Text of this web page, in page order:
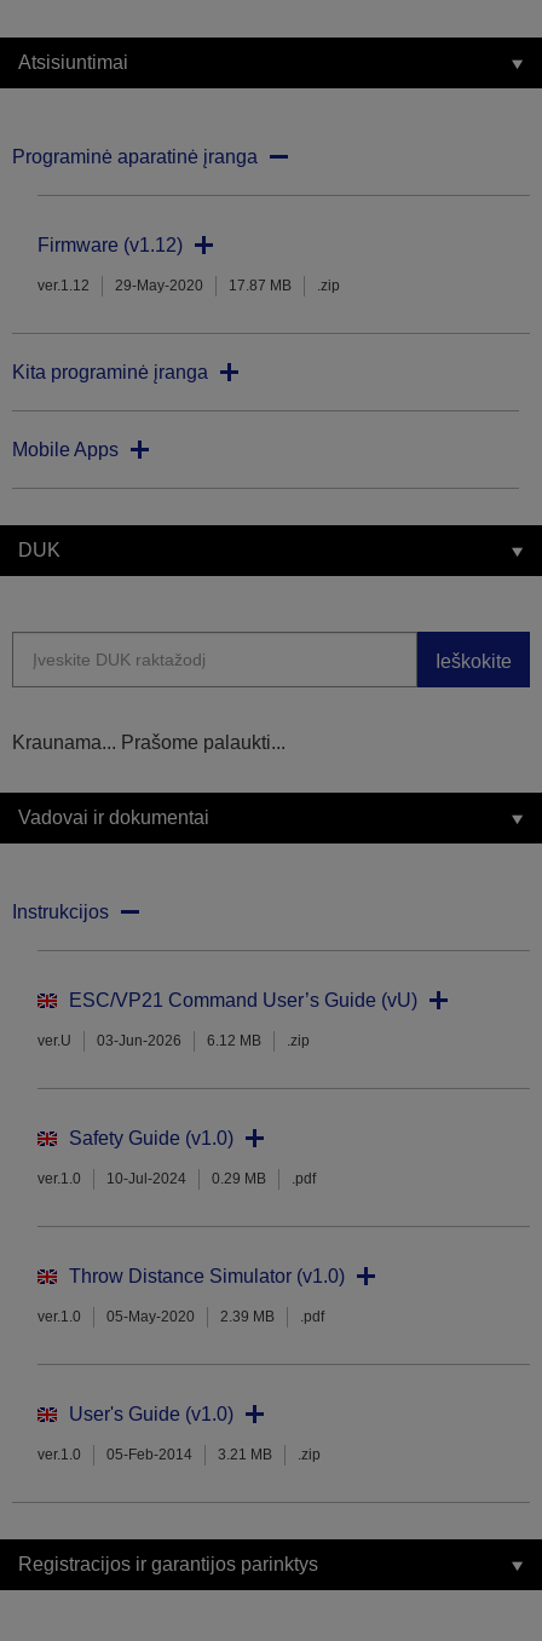
Atsisiuntimai
Programinė aparatinė įranga
Firmware (v1.12)
ver.1.12 29-May-2020 17.87 MB .zip
Kita programinė įranga
Mobile Apps
DUK
Ieškokite
Kraunama... Prašome palaukti...
Vadovai ir dokumentai
Instrukcijos
ESC/VP21 Command User’s Guide (vU)
ver.U 03-Jun-2026 6.12 MB .zip
Safety Guide (v1.0)
ver.1.0 10-Jul-2024 0.29 MB .pdf
Throw Distance Simulator (v1.0)
ver.1.0 05-May-2020 2.39 MB .pdf
User's Guide (v1.0)
ver.1.0 05-Feb-2014 3.21 MB .zip
Registracijos ir garantijos parinktys